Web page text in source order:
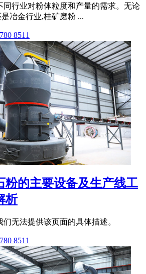
同行业对粉体粒度和产量的需求。无论
冶金行业,桂矿磨粉 ...
8511
粉的主要设备及生产线工
析
无法提供该页面的具体描述。
8511